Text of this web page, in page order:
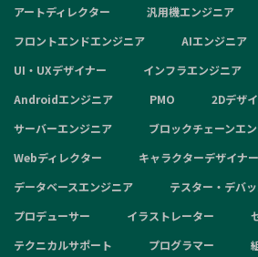
アートディレクター
汎用機エンジニア
フロントエンドエンジニア
AIエンジニア
UI・UXデザイナー
インフラエンジニア
Androidエンジニア
PMO
2Dデザ
サーバーエンジニア
ブロックチェーンエ
Webディレクター
キャラクターデザイナー
データベースエンジニア
テスター・デバ
プロデューサー
イラストレーター
テクニカルサポート
プログラマー